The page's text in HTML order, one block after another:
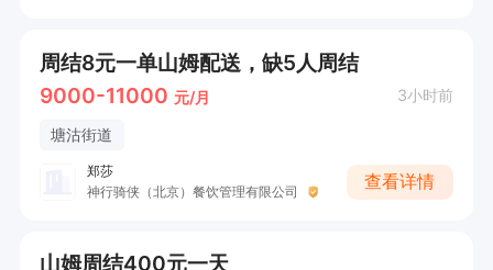
周结8元一单山姆配送，缺5人周结
9000-11000 元/月 3小时前
塘沽街道
郑莎
神行骑侠（北京）餐饮管理有限公司
查看详情
山姆周结400元一天